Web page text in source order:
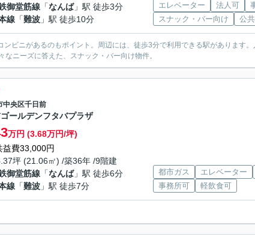
御堂筋線 「なんば」駅 徒歩3分
線 「難波 」駅 徒歩10分
エレベーター 法人可
スナック・バー向け
公
ンビニがあるのもポイント。周辺には、徒歩3分で利用できる駅があります
ニーズに答えた、スナック・バー向け物件。
中央区千日前
ールデンフタバプラザ
万円 (3.68万円/坪)
益費33,000円
坪 (21.06㎡) /築36年 /9階建
御堂筋線 「なんば」駅 徒歩6分
線 「難波 」駅 徒歩7分
都市ガス エレベーター
事務所可
軽飲食可